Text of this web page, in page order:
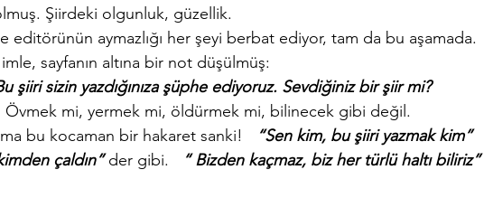
Şiirdeki olgunluk, güzellik.
editörünün aymazlığı her şeyi berbat ediyor, tam da bu aşamada.
sayfanın altına bir not düşülmüş:
şiiri sizin yazdığınıza şüphe ediyoruz. Sevdiğiniz bir şiir mi?
Övmek mi, yermek mi, öldürmek mi, bilinecek gibi değil.
bu kocaman bir hakaret sanki!
“Sen kim, bu şiiri yazmak kim”
çaldın” der gibi.
“ Bizden kaçmaz, biz her türlü haltı biliriz”